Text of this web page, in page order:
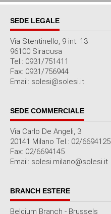
SEDE LEGALE
Via Stentinello, 9 int. 13
96100 Siracusa
Tel.: 0931/751411
Fax: 0931/756944
Email: solesi@solesi.it
SEDE COMMERCIALE
Via Carlo De Angeli, 3
20141 Milano Tel.: 02/6694125
Fax: 02/6694145
Email: solesi.milano@solesi.it
BRANCH ESTERE
Belgium Branch - Brussels